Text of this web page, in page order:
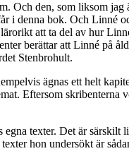
Och den, som liksom
i denna bok. Och Linné
att ta del av hur
berättar att Linné på
Stenbrohult.
ägnas ett helt
Eftersom
texter. Det är särskilt
hon undersökt är